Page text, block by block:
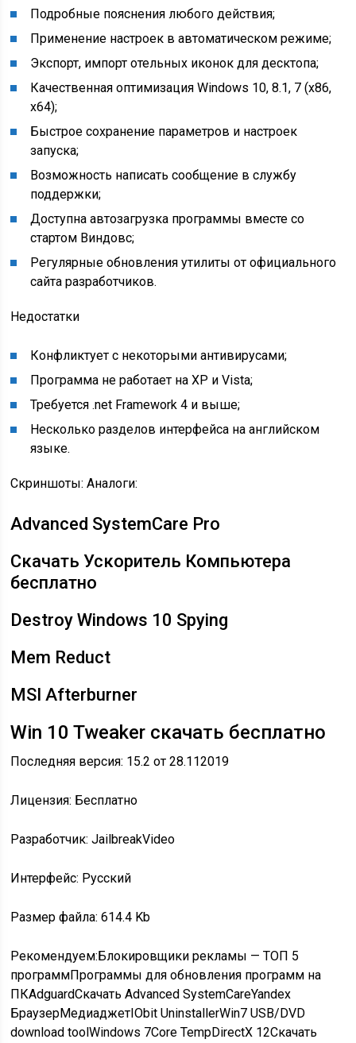
Подробные пояснения любого действия;
Применение настроек в автоматическом режиме;
Экспорт, импорт отельных иконок для десктопа;
Качественная оптимизация Windows 10, 8.1, 7 (x86,
x64);
Быстрое сохранение параметров и настроек
запуска;
Возможность написать сообщение в службу
поддержки;
Доступна автозагрузка программы вместе со
стартом Виндовс;
Регулярные обновления утилиты от официального
сайта разработчиков.
Недостатки
Конфликтует с некоторыми антивирусами;
Программа не работает на XP и Vista;
Требуется .net Framework 4 и выше;
Несколько разделов интерфейса на английском
языке.
Скриншоты: Аналоги:
Advanced SystemCare Pro
Скачать Ускоритель Компьютера
бесплатно
Destroy Windows 10 Spying
Mem Reduct
MSI Afterburner
Win 10 Tweaker скачать бесплатно
Последняя версия: 15.2 от28.112019
Лицензия: Бесплатно
Разработчик: JailbreakVideo
Интерфейс: Русский
Размер файла: 614.4 Kb
Рекомендуем:Блокировщики рекламы — ТОП 5
программПрограммы для обновления программ на
ПКAdguardСкачать Advanced SystemCareYandex
БраузерМедиаджетIObit UninstallerWin7 USB/DVD
download toolWindows 7Core TempDirectX 12Скачать